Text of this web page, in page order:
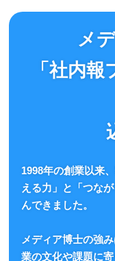
メ
「社内
1998年の創業以来
える力」と「つな
んできました。
メディア博士の強
業の文化や課題に